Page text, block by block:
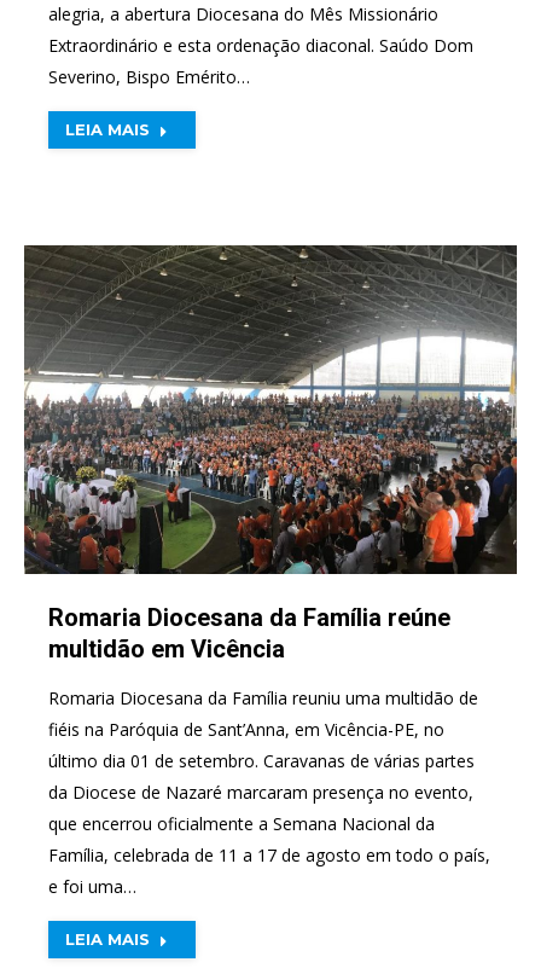
alegria, a abertura Diocesana do Mês Missionário
Extraordinário e esta ordenação diaconal. Saúdo Dom
Severino, Bispo Emérito…
LEIA MAIS
Romaria Diocesana da Família reúne
multidão em Vicência
Romaria Diocesana da Família reuniu uma multidão de
fiéis na Paróquia de Sant’Anna, em Vicência-PE, no
último dia 01 de setembro. Caravanas de várias partes
da Diocese de Nazaré marcaram presença no evento,
que encerrou oficialmente a Semana Nacional da
Família, celebrada de 11 a 17 de agosto em todo o país,
e foi uma…
LEIA MAIS